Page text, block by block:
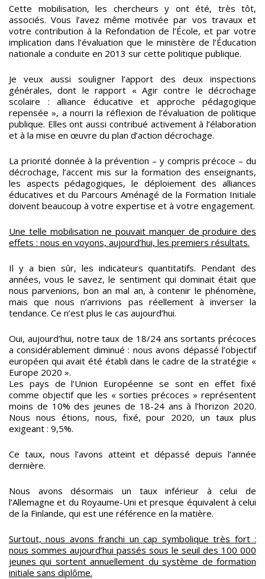
Cette mobilisation, les chercheurs y ont été, très tôt,
associés. Vous l’avez même motivée par vos travaux et
votre contribution à la Refondation de l’École, et par votre
implication dans l’évaluation que le ministère de l’Éducation
nationale a conduite en 2013 sur cette politique publique.
Je veux aussi souligner l’apport des deux inspections
générales, dont le rapport « Agir contre le décrochage
scolaire : alliance éducative et approche pédagogique
repensée », a nourri la réflexion de l’évaluation de politique
publique. Elles ont aussi contribué activement à l’élaboration
et à la mise en œuvre du plan d’action décrochage.
La priorité donnée à la prévention – y compris précoce – du
décrochage, l’accent mis sur la formation des enseignants,
les aspects pédagogiques, le déploiement des alliances
éducatives et du Parcours Aménagé de la Formation Initiale
doivent beaucoup à votre expertise et à votre engagement.
Une telle mobilisation ne pouvait manquer de produire des
effets : nous en voyons, aujourd’hui, les premiers résultats.
Il y a bien sûr, les indicateurs quantitatifs. Pendant des
années, vous le savez, le sentiment qui dominait était que
nous parvenions, bon an mal an, à contenir le phénomène,
mais que nous n’arrivions pas réellement à inverser la
tendance. Ce n’est plus le cas aujourd’hui.
Oui, aujourd’hui, notre taux de 18/24 ans sortants précoces
a considérablement diminué : nous avons dépassé l’objectif
européen qui avait été établi dans le cadre de la stratégie «
Europe 2020 ».
Les pays de l’Union Européenne se sont en effet fixé
comme objectif que les « sorties précoces » représentent
moins de 10% des jeunes de 18-24 ans à l’horizon 2020.
Nous nous étions, nous, fixé, pour 2020, un taux plus
exigeant : 9,5%.
Ce taux, nous l’avons atteint et dépassé depuis l’année
dernière.
Nous avons désormais un taux inférieur à celui de
l’Allemagne et du Royaume-Uni et presque équivalent à celui
de la Finlande, qui est une référence en la matière.
Surtout, nous avons franchi un cap symbolique très fort :
nous sommes aujourd’hui passés sous le seuil des 100 000
jeunes qui sortent annuellement du système de formation
initiale sans diplôme.